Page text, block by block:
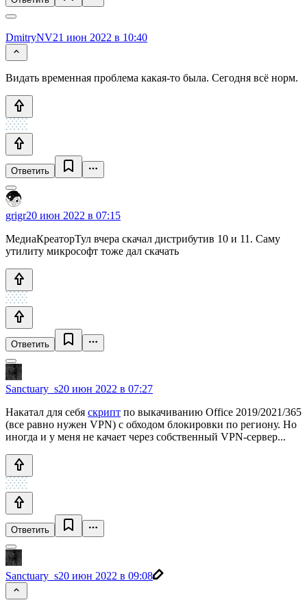
DmitryNV21 июн 2022 в 10:40
Видать временная проблема какая-то была. Сегодня всё норм.
Ответить
grigr20 июн 2022 в 07:15
МедиаКреаторТул вчера скачал дистрибутив 10 и 11. Саму
утилиту микрософт тоже дал скачать
Ответить
Sanctuary_s20 июн 2022 в 07:27
Накатал для себя скрипт по выкачиванию Office 2019/2021/365
(все равно нужен VPN) с обходом блокировки по региону. Но
иногда и у меня не качает через собственный VPN-сервер...
Ответить
Sanctuary_s20 июн 2022 в 09:08